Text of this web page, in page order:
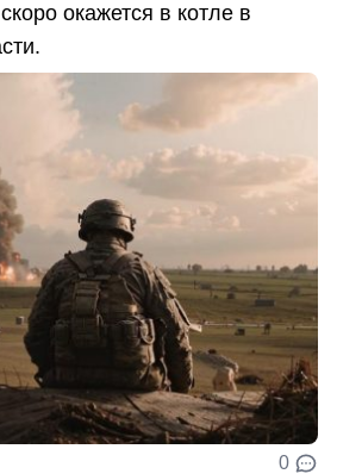
окажется в котле в
0